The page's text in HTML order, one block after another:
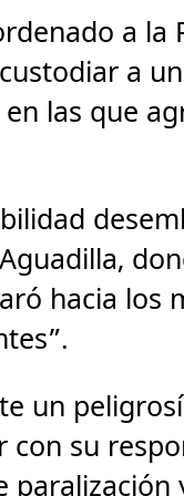
a la
a
las que
hacia los
un
su